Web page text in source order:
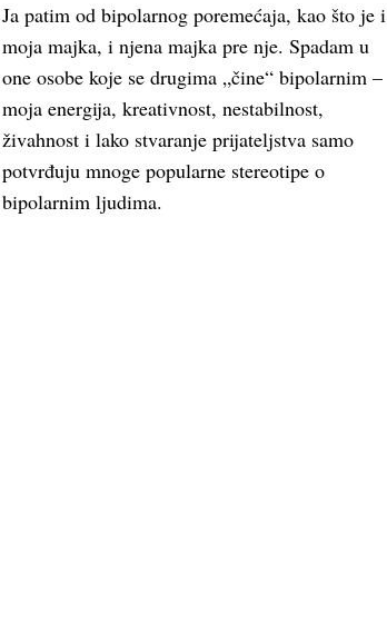
Ja patim od bipolarnog poremećaja, kao što je i
moja majka, i njena majka pre nje. Spadam u
one osobe koje se drugima „čine“ bipolarnim –
moja energija, kreativnost, nestabilnost,
živahnost i lako stvaranje prijateljstva samo
potvrđuju mnoge popularne stereotipe o
bipolarnim ljudima.